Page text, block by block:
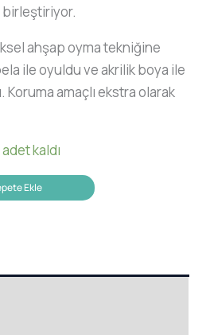
birleştiriyor.
ahşap oyma tekniğine
ile oyuldu ve akrilik boya ile
Koruma amaçlı ekstra olarak
kaldı
Ekle